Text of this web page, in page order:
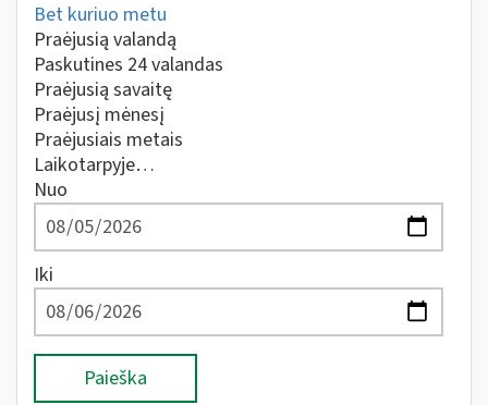
Bet kuriuo metu
Praėjusią valandą
Paskutines 24 valandas
Praėjusią savaitę
Praėjusį mėnesį
Praėjusiais metais
Laikotarpyje…
Nuo
Iki
Paieška